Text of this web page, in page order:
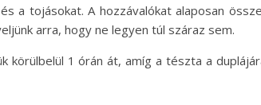
tojásokat. A hozzávalókat alaposan
arra, hogy ne legyen túl száraz sem.
1 órán át, amíg a tészta a